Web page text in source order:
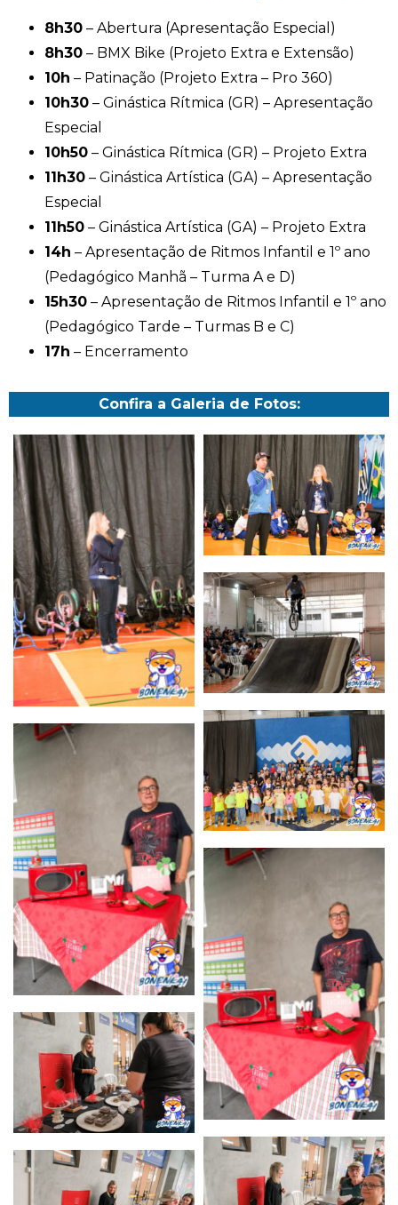
8h30 – Abertura (Apresentação Especial)
8h30 – BMX Bike (Projeto Extra e Extensão)
10h – Patinação (Projeto Extra – Pro 360)
10h30 – Ginástica Rítmica (GR) – Apresentação
Especial
10h50 – Ginástica Rítmica (GR) – Projeto Extra
11h30 – Ginástica Artística (GA) – Apresentação
Especial
11h50 – Ginástica Artística (GA) – Projeto Extra
14h – Apresentação de Ritmos Infantil e 1º ano
(Pedagógico Manhã – Turma A e D)
15h30 – Apresentação de Ritmos Infantil e 1º ano
(Pedagógico Tarde – Turmas B e C)
17h – Encerramento
Confira a Galeria de Fotos: